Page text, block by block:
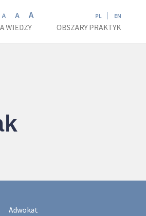
A A A PL EN
WIEDZY OBSZARY PRAKTYK
Adwokat